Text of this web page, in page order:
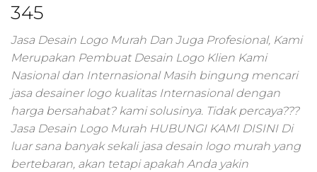
pemasaran
smm,media
digital,jasa digital
marketing
terbaik,marketing
online offline,jasa
digital marketing
murah,marketing
345
Jasa Desain Logo Murah Dan Juga Profesional, Kami
Merupakan Pembuat Desain Logo Klien Kami
Nasional dan Internasional Masih bingung mencari
jasa desainer logo kualitas Internasional dengan
harga bersahabat? kami solusinya. Tidak percaya???
Jasa Desain Logo Murah HUBUNGI KAMI DISINI Di
luar sana banyak sekali jasa desain logo murah yang
bertebaran, akan tetapi apakah Anda yakin